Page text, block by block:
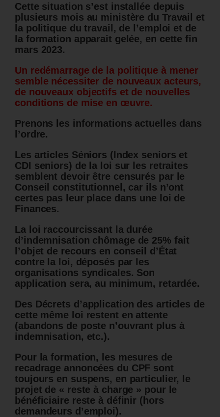
Cette situation s’est installée depuis
plusieurs mois au ministère du Travail et
la politique du travail, de l’emploi et de
la formation apparait gelée, en cette fin
mars 2023.
Un redémarrage de la politique à mener
semble nécessiter de nouveaux acteurs,
de nouveaux objectifs et de nouvelles
conditions de mise en œuvre.
Prenons les informations actuelles dans
l’ordre.
Les articles Séniors (Index seniors et
CDI seniors) de la loi sur les retraites
semblent devoir être censurés par le
Conseil constitutionnel, car ils n’ont
certes pas leur place dans une loi de
Finances.
La loi raccourcissant la durée
d’indemnisation chômage de 25% fait
l’objet de recours en conseil d’État
contre la loi, déposés par les
organisations syndicales. Son
application sera, au minimum, retardée.
Des Décrets d’application des articles de
cette même loi restent en attente
(abandons de poste n’ouvrant plus à
indemnisation, etc.).
Pour la formation, les mesures de
recadrage annoncées du CPF sont
toujours en suspens, en particulier, le
projet de « reste à charge » pour le
bénéficiaire reste à définir (hors
demandeurs d’emploi).